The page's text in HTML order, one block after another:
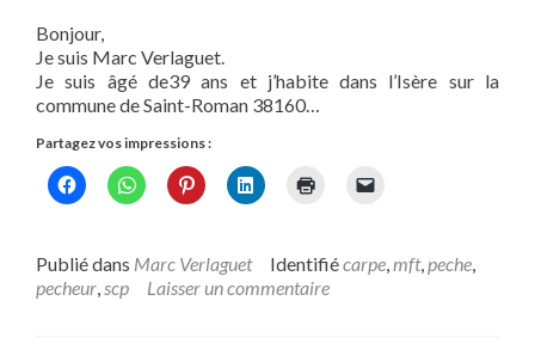
Bonjour,
Je suis Marc Verlaguet.
Je suis âgé de39 ans et j’habite dans l’Isère sur la
commune de Saint-Roman 38160…
Partagez vos impressions :
Publié dans Marc Verlaguet Identifiécarpe,mft,peche,
pecheur,scp Laisser un commentaire